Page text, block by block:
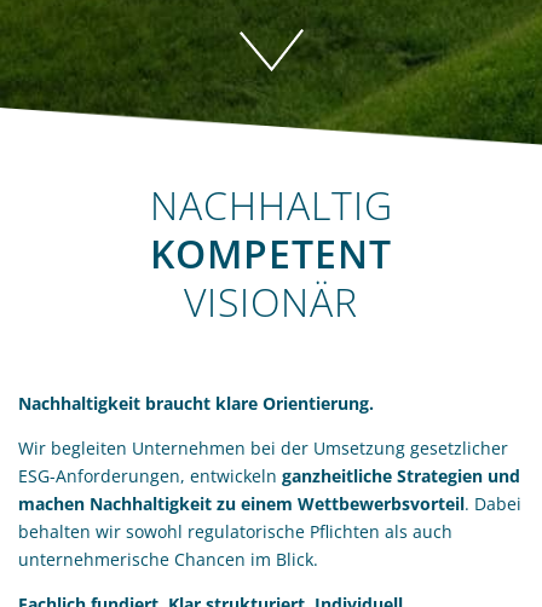
NACHHALTIG
KOMPETENT
VISIONÄR
Nachhaltigkeit braucht klare Orientierung.
Wir begleiten Unternehmen bei der Umsetzung gesetzlicher
ESG-Anforderungen, entwickeln ganzheitliche Strategien und
machen Nachhaltigkeit zu einem Wettbewerbsvorteil. Dabei
behalten wir sowohl regulatorische Pflichten als auch
unternehmerische Chancen im Blick.